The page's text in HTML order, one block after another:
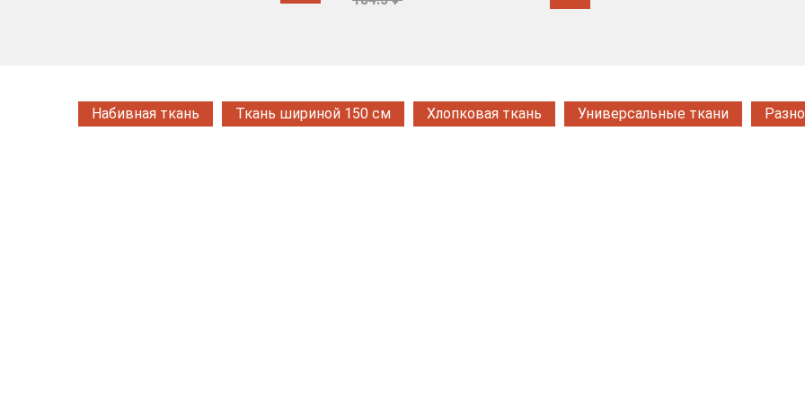
Набивная ткань Ткань шириной 150 см Хлопковая ткань Универсальные ткани